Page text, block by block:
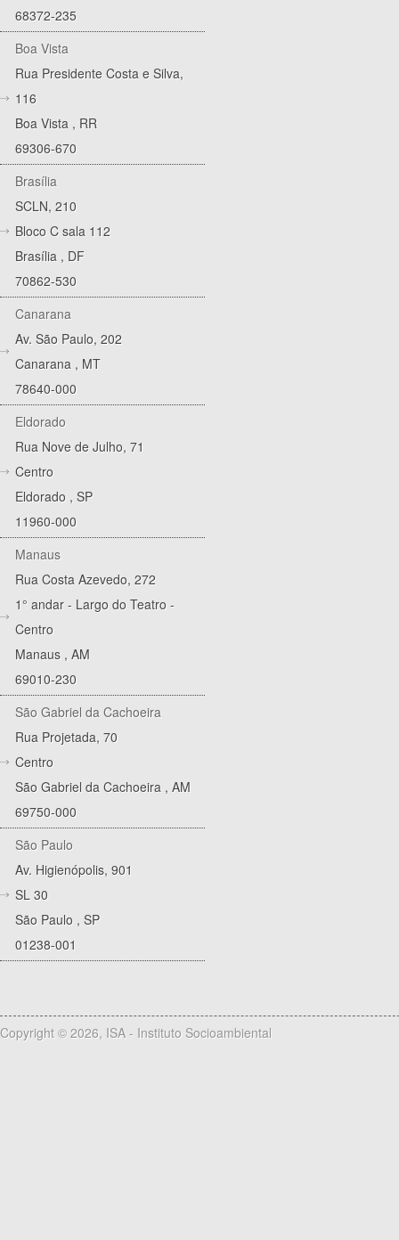
68372-235
Boa Vista
Rua Presidente Costa e Silva,
116
Boa Vista , RR
69306-670
Brasília
SCLN, 210
Bloco C sala 112
Brasília , DF
70862-530
Canarana
Av. São Paulo, 202
Canarana , MT
78640-000
Eldorado
Rua Nove de Julho, 71
Centro
Eldorado , SP
11960-000
Manaus
Rua Costa Azevedo, 272
1° andar - Largo do Teatro -
Centro
Manaus , AM
69010-230
São Gabriel da Cachoeira
Rua Projetada, 70
Centro
São Gabriel da Cachoeira , AM
69750-000
São Paulo
Av. Higienópolis, 901
SL 30
São Paulo , SP
01238-001
Copyright © 2026, ISA - Instituto Socioambiental